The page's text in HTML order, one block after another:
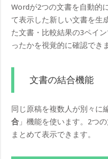
Wordが2つの文書を自動的
て表示した新しい文書を生
た文書・比較結果の3ペイ
ったかを視覚的に確認でき
文書の結合機能
同じ原稿を複数人が別々
合 」機能を使います。2つ
まとめて表示できます。